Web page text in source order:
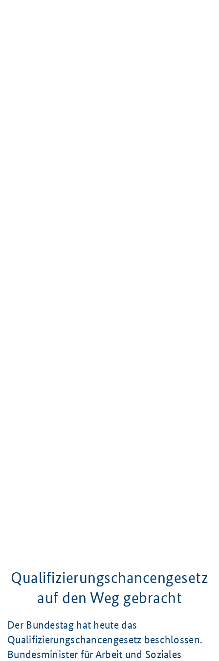
Qualifizierungschancengesetz
auf den Weg gebracht
Der Bundestag hat heute das
Qualifizierungschancengesetz beschlossen.
Bundesminister für Arbeit und Soziales